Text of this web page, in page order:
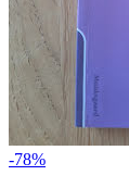
-78%